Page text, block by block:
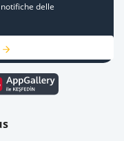
delle